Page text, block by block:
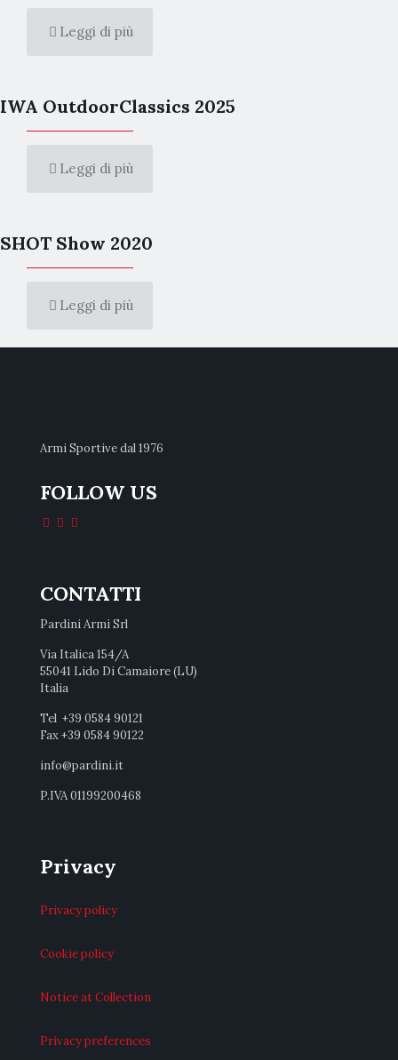
Leggi di più
IWA OutdoorClassics 2025
Leggi di più
SHOT Show 2020
Leggi di più
Armi Sportive dal 1976
FOLLOW US
CONTATTI
Pardini Armi Srl
Via Italica 154/A
55041 Lido Di Camaiore (LU)
Italia
Tel +39 0584 90121
Fax +39 0584 90122
info@pardini.it
P.IVA 01199200468
Privacy
Privacy policy
Cookie policy
Notice at Collection
Privacy preferences